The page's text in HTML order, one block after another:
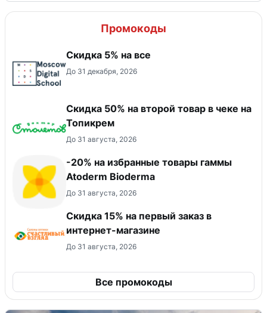
Промокоды
Скидка 5% на все
До 31 декабря, 2026
Скидка 50% на второй товар в чеке на
Топикрем
До 31 августа, 2026
-20% на избранные товары гаммы
Atoderm Bioderma
До 31 августа, 2026
Скидка 15% на первый заказ в
интернет-магазине
До 31 августа, 2026
Все промокоды